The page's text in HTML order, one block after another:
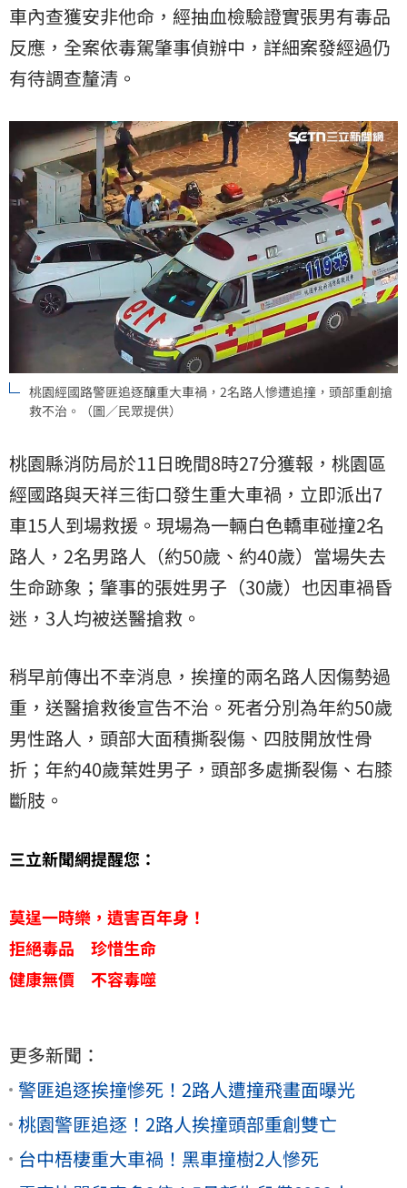
車內查獲安非他命，經抽血檢驗證實張男有毒品
反應，全案依毒駕肇事偵辦中，詳細案發經過仍
有待調查釐清。
桃園經國路警匪追逐釀重大車禍，2名路人慘遭追撞，頭部重創搶
救不治。（圖／民眾提供）
桃園縣消防局於11日晚間8時27分獲報，桃園區
經國路與天祥三街口發生重大車禍，立即派出7
車15人到場救援。現場為一輛白色轎車碰撞2名
路人，2名男路人（約50歲、約40歲）當場失去
生命跡象；肇事的張姓男子（30歲）也因車禍昏
迷，3人均被送醫搶救。
稍早前傳出不幸消息，挨撞的兩名路人因傷勢過
重，送醫搶救後宣告不治。死者分別為年約50歲
男性路人，頭部大面積撕裂傷、四肢開放性骨
折；年約40歲葉姓男子，頭部多處撕裂傷、右膝
斷肢。
三立新聞網提醒您：
莫逞一時樂，遺害百年身！
拒絕毒品 珍惜生命
健康無價 不容毒噬
更多新聞：
警匪追逐挨撞慘死！2路人遭撞飛畫面曝光
桃園警匪追逐！2路人挨撞頭部重創雙亡
台中梧棲重大車禍！黑車撞樹2人慘死